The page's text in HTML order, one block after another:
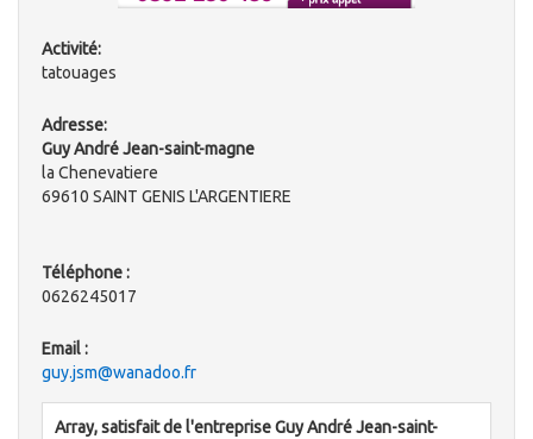
Activité:
tatouages
Adresse:
Guy André Jean-saint-magne
la Chenevatiere
69610 SAINT GENIS L'ARGENTIERE
Téléphone :
0626245017
Email :
guy.jsm@wanadoo.fr
Array, satisfait de l'entreprise Guy André Jean-saint-